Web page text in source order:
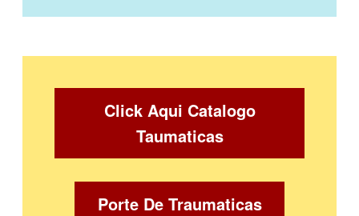
Click Aqui Catalogo
Taumaticas
Porte De Traumaticas